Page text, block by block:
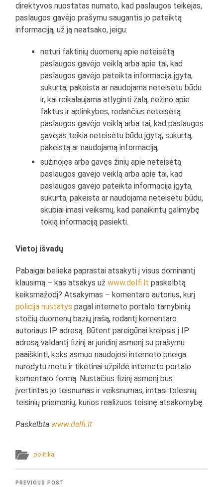
direktyvos nuostatas numato, kad paslaugos teikėjas,
paslaugos gavėjo prašymu saugantis jo pateiktą
informaciją, už ją neatsako, jeigu:
neturi faktinių duomenų apie neteisėtą
paslaugos gavėjo veiklą arba apie tai, kad
paslaugos gavėjo pateikta informacija įgyta,
sukurta, pakeista ar naudojama neteisėtu būdu
ir, kai reikalaujama atlyginti žalą, nežino apie
faktus ir aplinkybes, rodančius neteisėtą
paslaugos gavėjo veiklą arba tai, kad paslaugos
gavėjas teikia neteisėtu būdu įgytą, sukurtą,
pakeistą ar naudojamą informaciją;
sužinojęs arba gavęs žinių apie neteisėtą
paslaugos gavėjo veiklą arba apie tai, kad
paslaugos gavėjo pateikta informacija įgyta,
sukurta, pakeista ar naudojama neteisėtu būdu,
skubiai imasi veiksmų, kad panaikintų galimybę
tokią informaciją pasiekti.
Vietoj išvadų
Pabaigai belieka paprastai atsakyti į visus dominantį
klausimą – kas atsakys užwww.delfi.lt paskelbtą
keiksmažodį? Atsakymas – komentaro autorius, kurį
policija nustatys pagal interneto portalo tarnybinių
stočių duomenų bazių įrašą, rodantį komentaro
autoriaus IP adresą. Būtent pareigūnai kreipsis į IP
adresą valdantį fizinį ar juridinį asmenį su prašymu
paaiškinti, koks asmuo naudojosi interneto prieiga
nurodytu metu ir tikėtinai užpildė interneto portalo
komentaro formą. Nustačius fizinį asmenį bus
įvertintas jo teisnumas ir veiksnumas, imtasi tolesnių
teisinių priemonių, kurios realizuos teisinę atsakomybę.
Paskelbta www.delfi.lt
politika
PREVIOUS POST